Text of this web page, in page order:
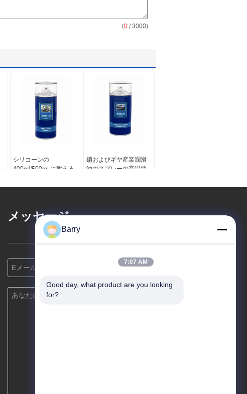
(0 / 3000)
シリコーンの
400ml/500ml に耐える
負荷
鎖およびギヤ産業潤滑
油のスプレーの高温錆
メッセージ
Barry
7:07 AM
Good day, what product are you looking
for?